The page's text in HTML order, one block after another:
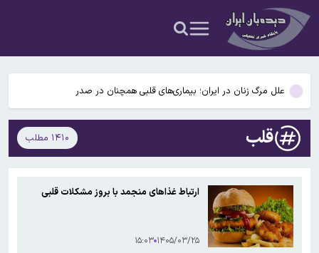
ایلان ماسک به دنبال احداث کارخانه‌های تولید ماهواره روی ماه است
آتش‌سوزی یک کشتی دیگر در تنگه هرمز
علل مرگ زنان در ایران؛ بیماری‌های قلبی همچنان در صدر
قیمت نفت یک دلار بالا رفت
دریاچه ارومیه جان گرفت
ایلان ماسک به دنبال احداث کارخانه‌های تولید ماهواره روی ماه است
آتش‌سوزی یک کشتی دیگر در تنگه هرمز
قلب ۱۴۱۰ مطلب
ارتباط غذاهای منجمد با بروز مشکلات قلبی
۱۴۰۵/۰۳/۲۵ ۱۵:۰۳